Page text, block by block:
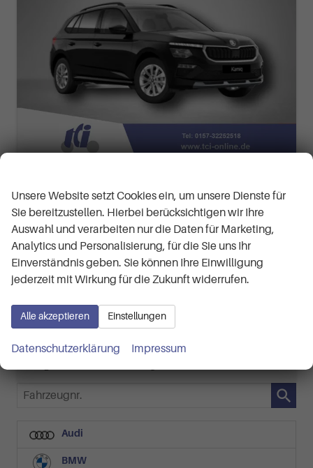
Selection 1.5 TSI 7-Gang-DSG
Fahrzeugnr. 61849 Getriebe Automatik
Kraftstoff
Benzin
Black-Magic Perleffekt
Leistung 110 kW (150 PS) Kilometerstand 50 km
28.190,– €
incl. 19% MwSt.
CO2-Klasse:D
2
Fahrzeugnr.
Audi
BMW
Unsere Website setzt Cookies ein, um unsere Dienste für
Sie bereitzustellen. Hierbei berücksichtigen wir Ihre
Auswahl und verarbeiten nur die Daten für Marketing,
Analytics und Personalisierung, für die Sie uns Ihr
Einverständnis geben. Sie können Ihre Einwilligung
jederzeit mit Wirkung für die Zukunft widerrufen.
Alle akzeptieren Einstellungen
Datenschutzerklärung Impressum